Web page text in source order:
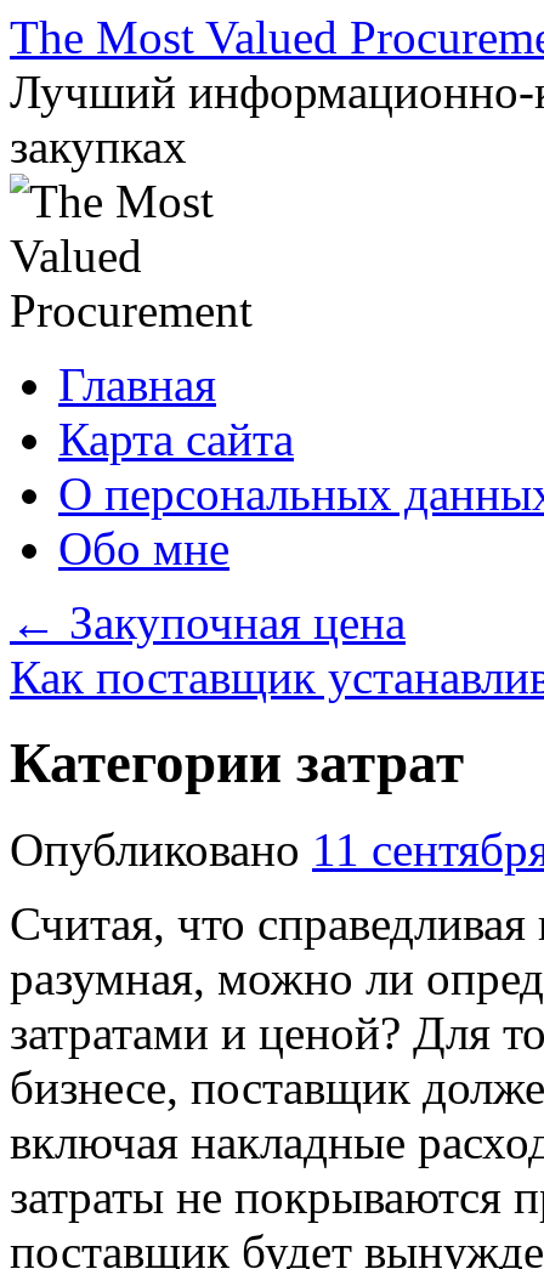
Перейти
содержимому
The Most Valued
Лучший информационно-
закупках
Главная
Карта сайта
О персональных
Обо мне
← Закупочная цена
Как поставщик
Категории затрат
Опубликовано 11
Считая, что
разумная, можно ли
затратами и ценой? Для
бизнесе, поставщик
включая накладные
затраты не покрываются
поставщик будет